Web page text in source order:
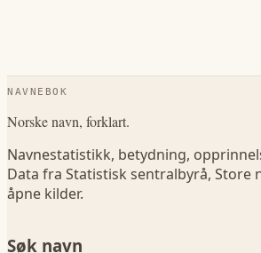
NAVNEBOK
Norske navn, forklart.
Navnestatistikk, betydning,
Data fra Statistisk sentralbyrå, Store
åpne kilder.
Søk navn